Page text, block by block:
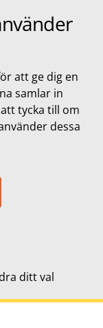
att ge dig en
samlar in
tycka till om
dessa
ditt val